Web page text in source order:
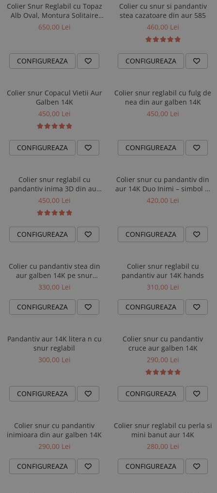
ARGINT
Colier Snur Reglabil cu Topaz
Alb Oval, Montura Solitaire
din Aur Galben 14K
650,00 Lei
CONFIGUREAZA
Colier cu snur si pandantiv
stea cazatoare din aur 585
460,00 Lei
CONFIGUREAZA
Colier snur Copacul Vietii Aur
Galben 14K
450,00 Lei
CONFIGUREAZA
Colier snur reglabil cu fulg de
nea din aur galben 14K
450,00 Lei
CONFIGUREAZA
Colier snur reglabil cu
pandantiv inima 3D din aur
galben 14K (585)
450,00 Lei
CONFIGUREAZA
Colier snur cu pandantiv din
aur 14K Duo Inimi – simbol al
iubirii
420,00 Lei
CONFIGUREAZA
Colier cu pandantiv stea din
aur galben 14K pe snur
reglabil
330,00 Lei
CONFIGUREAZA
Colier snur reglabil cu
pandantiv aur 14K hands
310,00 Lei
CONFIGUREAZA
Pandantiv aur 14K litera n cu
snur reglabil
300,00 Lei
CONFIGUREAZA
Colier snur cu pandantiv
cruce aur galben 14K
290,00 Lei
CONFIGUREAZA
Colier snur cu pandantiv
inimioara din aur galben 14K
290,00 Lei
CONFIGUREAZA
Colier snur reglabil cu perla si
mini banut aur 14K
280,00 Lei
CONFIGUREAZA